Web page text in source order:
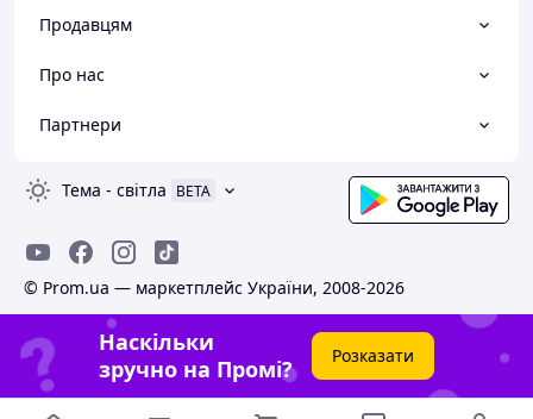
Продавцям
Про нас
Партнери
Тема - світла BETA
© Prom.ua — маркетплейс України, 2008-2026
Наскільки
зручно на Промі?
Розказати